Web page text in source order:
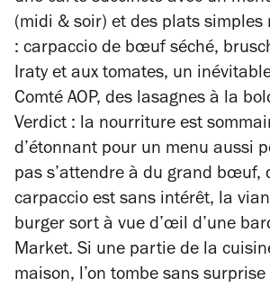
(midi & soir) et des plats simples
: carpaccio de bœuf séché,
Iraty et aux tomates, un
Comté AOP, des lasagnes à la
Verdict : la nourriture est
d’étonnant pour un menu aussi
pas s’attendre à du grand bœuf,
carpaccio est sans intérêt, la
burger sort à vue d’œil d’une
Market. Si une partie de la
maison, l’on tombe sans